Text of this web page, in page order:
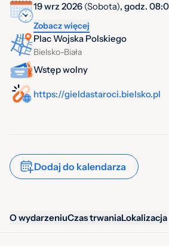
19 wrz 2026 (Sobota), godz.
Zobacz więcej
Plac Wojska Polskiego
Bielsko-Biała
Wstęp wolny
https://gieldastaroci.bielsko.pl
Dodaj do kalendarza
O wydarzeniuCzas trwaniaLokalizacja